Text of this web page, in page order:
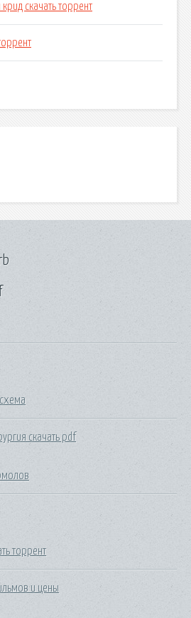
крид скачать торрент
скачать pdf
торрент
и цены